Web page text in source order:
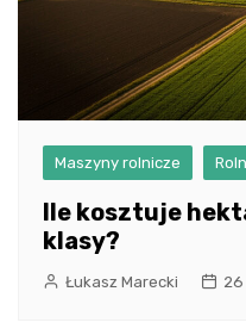
Maszyny rolnicze
Ile kosztuje
klasy?
Łukasz Marecki